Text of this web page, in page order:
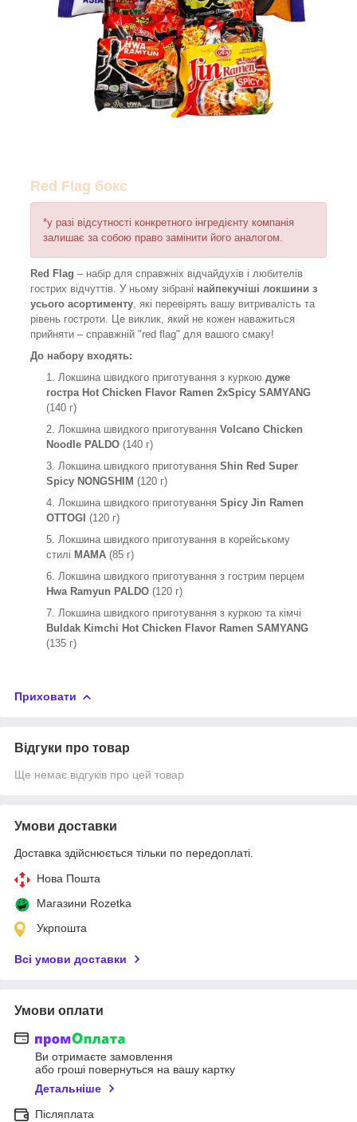
Red Flag бокс
*у разі відсутності конкретного інгредієнту компанія
залишає за собою право замінити його аналогом.
Red Flag – набір для справжніх відчайдухів і любителів
гострих відчуттів. У ньому зібрані найпекучіші локшини з
усього асортименту , які перевірять вашу витривалість та
рівень гостроти. Це виклик, який не кожен наважиться
прийняти – справжній "red flag" для вашого смаку!
До набору входять:
Локшина швидкого приготування з куркою дуже
гостра Hot Chicken Flavor Ramen 2xSpicy SAMYANG
(140 г)
Локшина швидкого приготування Volcano Chicken
Noodle PALDO (140 г)
Локшина швидкого приготування Shin Red Super
Spicy NONGSHIM (120 г)
Локшина швидкого приготування Spicy Jin Ramen
OTTOGI (120 г)
Локшина швидкого приготування в корейському
стилі MAMA (85 г)
Локшина швидкого приготування з гострим перцем
Hwa Ramyun PALDO (120 г)
Локшина швидкого приготування з куркою та кімчі
Buldak Kimchi Hot Chicken Flavor Ramen SAMYANG
(135 г)
Приховати
Відгуки про товар
Ще немає відгуків про цей товар
Умови доставки
Доставка здійснюється тільки по передоплаті.
Нова Пошта
Магазини Rozetka
Укрпошта
Всі умови доставки
Умови оплати
Ви отримаєте замовлення
або гроші повернуться на вашу картку
Детальніше
Післяплата